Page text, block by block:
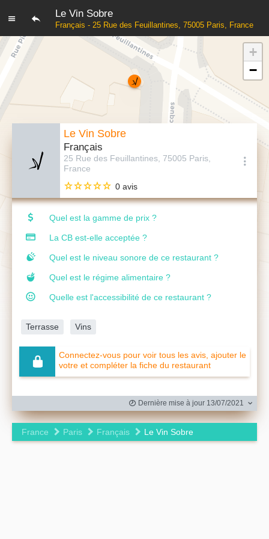
Le Vin Sobre
Français - 25 Rue des Feuillantines, 75005 Paris, France
Le Vin Sobre
Français
25 Rue des Feuillantines, 75005 Paris,
France
0 avis
Quel est la gamme de prix ?
La CB est-elle acceptée ?
Quel est le niveau sonore de ce restaurant ?
Quel est le régime alimentaire ?
Quelle est l'accessibilité de ce restaurant ?
Terrasse Vins
Connectez-vous pour voir tous les avis, ajouter le
votre et compléter la fiche du restaurant
Dernière mise à jour 13/07/2021
France Paris Français Le Vin Sobre
+
−